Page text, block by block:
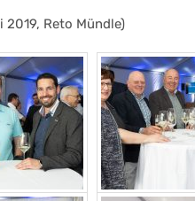
Reto Mündle)